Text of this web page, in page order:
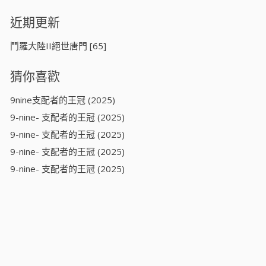
近期更新
鬥羅大陸II絕世唐門 [65]
猜你喜歡
9nine支配者的王冠 (2025)
9-nine- 支配者的王冠 (2025)
9-nine- 支配者的王冠 (2025)
9-nine- 支配者的王冠 (2025)
9-nine- 支配者的王冠 (2025)